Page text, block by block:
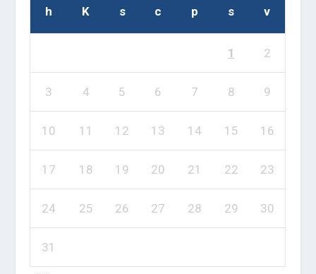
h K s c p s v
1 2
3 4 5 6 7 8 9
10 11 12 13 14 15 16
17 18 19 20 21 22 23
24 25 26 27 28 29 30
31